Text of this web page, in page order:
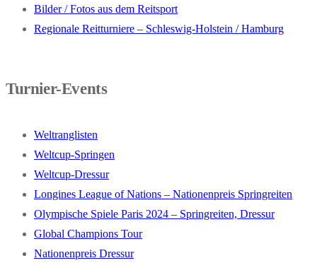
Bilder / Fotos aus dem Reitsport
Regionale Reitturniere – Schleswig-Holstein / Hamburg
Turnier-Events
Weltranglisten
Weltcup-Springen
Weltcup-Dressur
Longines League of Nations – Nationenpreis Springreiten
Olympische Spiele Paris 2024 – Springreiten, Dressur
Global Champions Tour
Nationenpreis Dressur